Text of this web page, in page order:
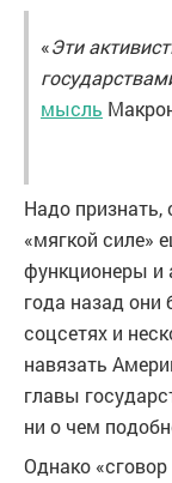
«Эти
мысль
Надо признать,
«мягкой силе»
функционеры и
года назад
соцсетях и
навязать
главы
ни о чем
Однако